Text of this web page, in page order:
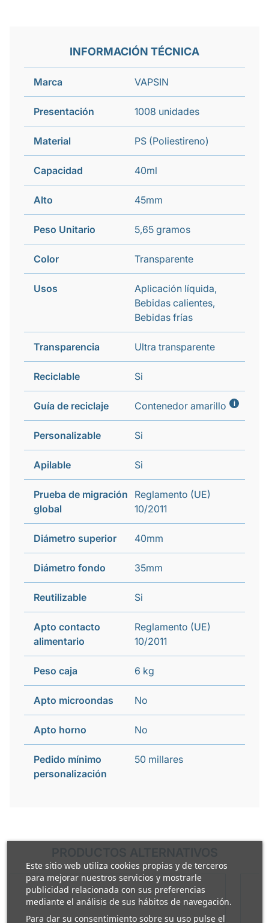
Este sitio web utiliza cookies propias y de terceros
para mejorar nuestros servicios y mostrarle
publicidad relacionada con sus preferencias
mediante el análisis de sus hábitos de navegación.
Para dar su consentimiento sobre su uso pulse el
INFORMACIÓN TÉCNICA
Marca VAPSIN
Presentación 1008 unidades
Material PS (Poliestireno)
Capacidad 40ml
Alto 45mm
Peso Unitario 5,65 gramos
Color Transparente
Usos
Aplicación líquida,
Bebidas calientes,
Bebidas frías
Transparencia Ultra transparente
Reciclable Si
Guía de reciclaje Contenedor amarillo i
Personalizable Si
Apilable Si
Prueba de migración
global
Reglamento (UE)
10/2011
Diámetro superior 40mm
Diámetro fondo 35mm
Reutilizable Si
Apto contacto
alimentario
Reglamento (UE)
10/2011
Peso caja 6 kg
Apto microondas No
Apto horno No
Pedido mínimo
personalización
50 millares